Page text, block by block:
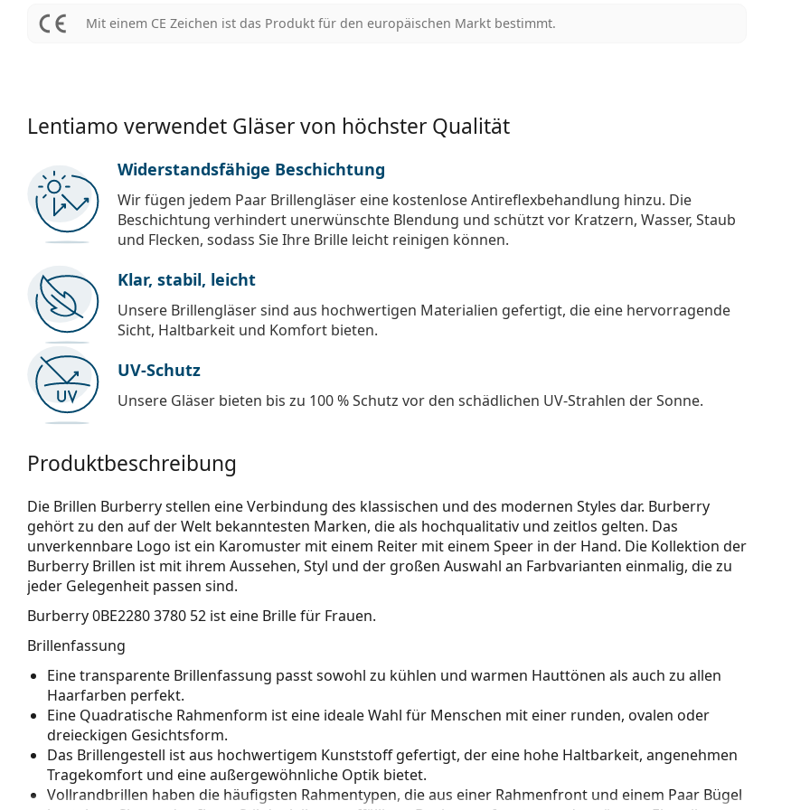
Mit einem CE Zeichen ist das Produkt für den europäischen Markt bestimmt.
Lentiamo verwendet Gläser von höchster Qualität
Widerstandsfähige Beschichtung
Wir fügen jedem Paar Brillengläser eine kostenlose Antireflexbehandlung hinzu. Die
Beschichtung verhindert unerwünschte Blendung und schützt vor Kratzern, Wasser, Staub
und Flecken, sodass Sie Ihre Brille leicht reinigen können.
Klar, stabil, leicht
Unsere Brillengläser sind aus hochwertigen Materialien gefertigt, die eine hervorragende
Sicht, Haltbarkeit und Komfort bieten.
UV-Schutz
Unsere Gläser bieten bis zu 100 % Schutz vor den schädlichen UV-Strahlen der Sonne.
Produktbeschreibung
Die Brillen Burberry stellen eine Verbindung des klassischen und des modernen Styles dar. Burberry
gehört zu den auf der Welt bekanntesten Marken, die als hochqualitativ und zeitlos gelten. Das
unverkennbare Logo ist ein Karomuster mit einem Reiter mit einem Speer in der Hand. Die Kollektion der
Burberry Brillen ist mit ihrem Aussehen, Styl und der großen Auswahl an Farbvarianten einmalig, die zu
jeder Gelegenheit passen sind.
Burberry 0BE2280 3780 52 ist eine Brille für Frauen.
Brillenfassung
Eine transparente Brillenfassung passt sowohl zu kühlen und warmen Hauttönen als auch zu allen
Haarfarben perfekt.
Eine Quadratische Rahmenform ist eine ideale Wahl für Menschen mit einer runden, ovalen oder
dreieckigen Gesichtsform.
Das Brillengestell ist aus hochwertigem Kunststoff gefertigt, der eine hohe Haltbarkeit, angenehmen
Tragekomfort und eine außergewöhnliche Optik bietet.
Vollrandbrillen haben die häufigsten Rahmentypen, die aus einer Rahmenfront und einem Paar Bügel